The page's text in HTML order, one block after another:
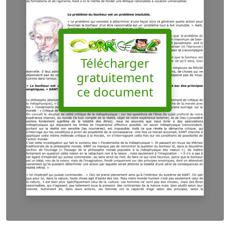
Télécharger
gratuitement
ce document